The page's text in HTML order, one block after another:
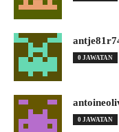
0 JAWATAN
0 JAWATAN